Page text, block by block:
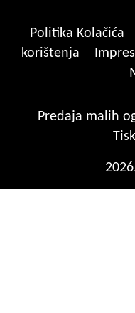
Politika Kolačića
korištenja
Predaja malih